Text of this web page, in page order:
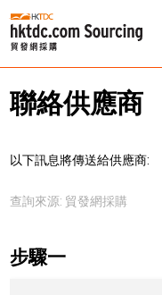
聯絡供應商
以下訊息將傳送給供應商:
查詢來源: 貿發網採購
步驟一